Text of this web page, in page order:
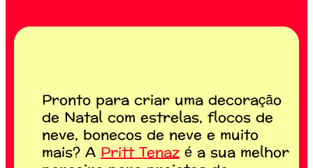
Pronto para criar uma decoração
de Natal com estrelas, flocos de
neve, bonecos de neve e muito
mais? APritt Tenazé a sua melhor